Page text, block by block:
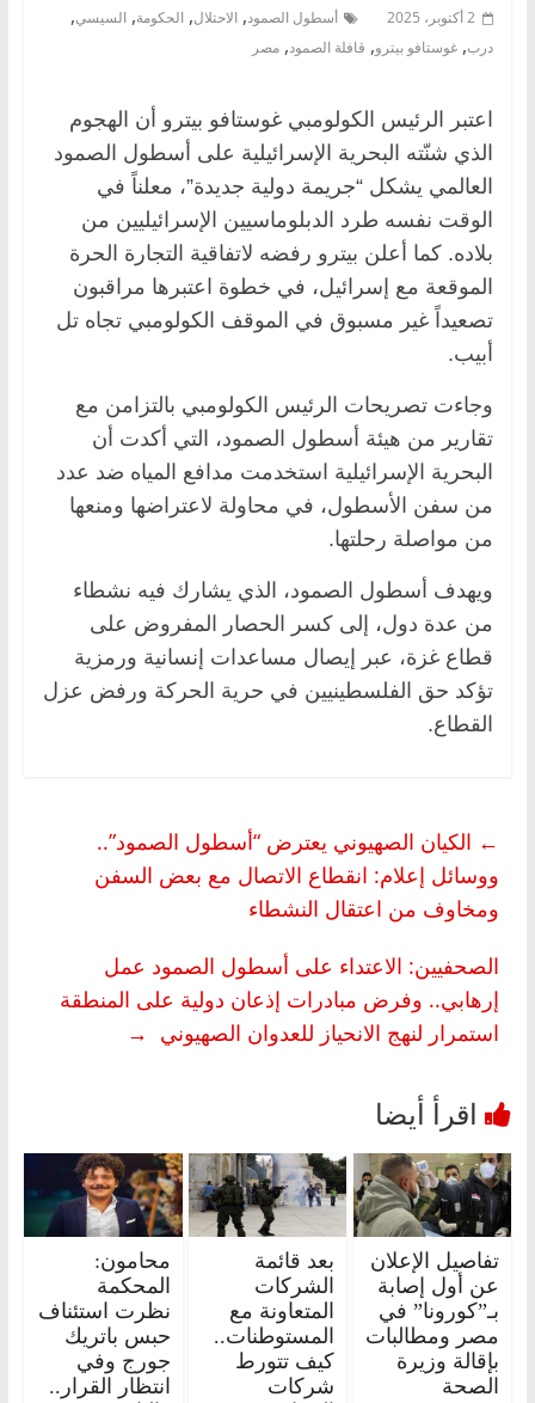
2 أكتوبر، 2025 أسطول الصمود, الاحتلال, الحكومة, السيسي,
درب, غوستافو بيترو, قافلة الصمود, مصر
اعتبر الرئيس الكولومبي غوستافو بيترو أن الهجوم
الذي شنّته البحرية الإسرائيلية على أسطول الصمود
العالمي يشكل “جريمة دولية جديدة”، معلناً في
الوقت نفسه طرد الدبلوماسيين الإسرائيليين من
بلاده. كما أعلن بيترو رفضه لاتفاقية التجارة الحرة
الموقعة مع إسرائيل، في خطوة اعتبرها مراقبون
تصعيداً غير مسبوق في الموقف الكولومبي تجاه تل
أبيب.
وجاءت تصريحات الرئيس الكولومبي بالتزامن مع
تقارير من هيئة أسطول الصمود، التي أكدت أن
البحرية الإسرائيلية استخدمت مدافع المياه ضد عدد
من سفن الأسطول، في محاولة لاعتراضها ومنعها
من مواصلة رحلتها.
ويهدف أسطول الصمود، الذي يشارك فيه نشطاء
من عدة دول، إلى كسر الحصار المفروض على
قطاع غزة، عبر إيصال مساعدات إنسانية ورمزية
تؤكد حق الفلسطينيين في حرية الحركة ورفض عزل
القطاع.
← الكيان الصهيوني يعترض “أسطول الصمود”..
ووسائل إعلام: انقطاع الاتصال مع بعض السفن
ومخاوف من اعتقال النشطاء
الصحفيين: الاعتداء على أسطول الصمود عمل
إرهابي.. وفرض مبادرات إذعان دولية على المنطقة
استمرار لنهج الانحياز للعدوان الصهيوني →
تفاصيل الإعلان
عن أول إصابة
بـ”كورونا” في
مصر ومطالبات
بإقالة وزيرة
الصحة
بعد قائمة
الشركات
المتعاونة مع
المستوطنات..
كيف تتورط
شركات
محامون:
المحكمة
نظرت استئناف
حبس باتريك
جورج وفي
انتظار القرار..